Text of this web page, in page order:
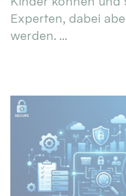
Experten, dabei
werden. ...